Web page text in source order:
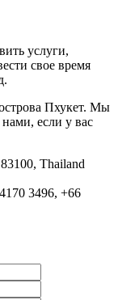
услуги,
свое время
Пхукет. Мы
если у вас
Thailand
3496, +66